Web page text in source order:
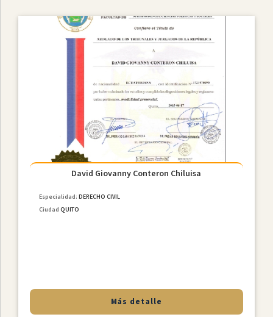
David Giovanny Conteron Chiluisa
Especialidad:DERECHO CIVIL
Ciudad QUITO
Más detalle